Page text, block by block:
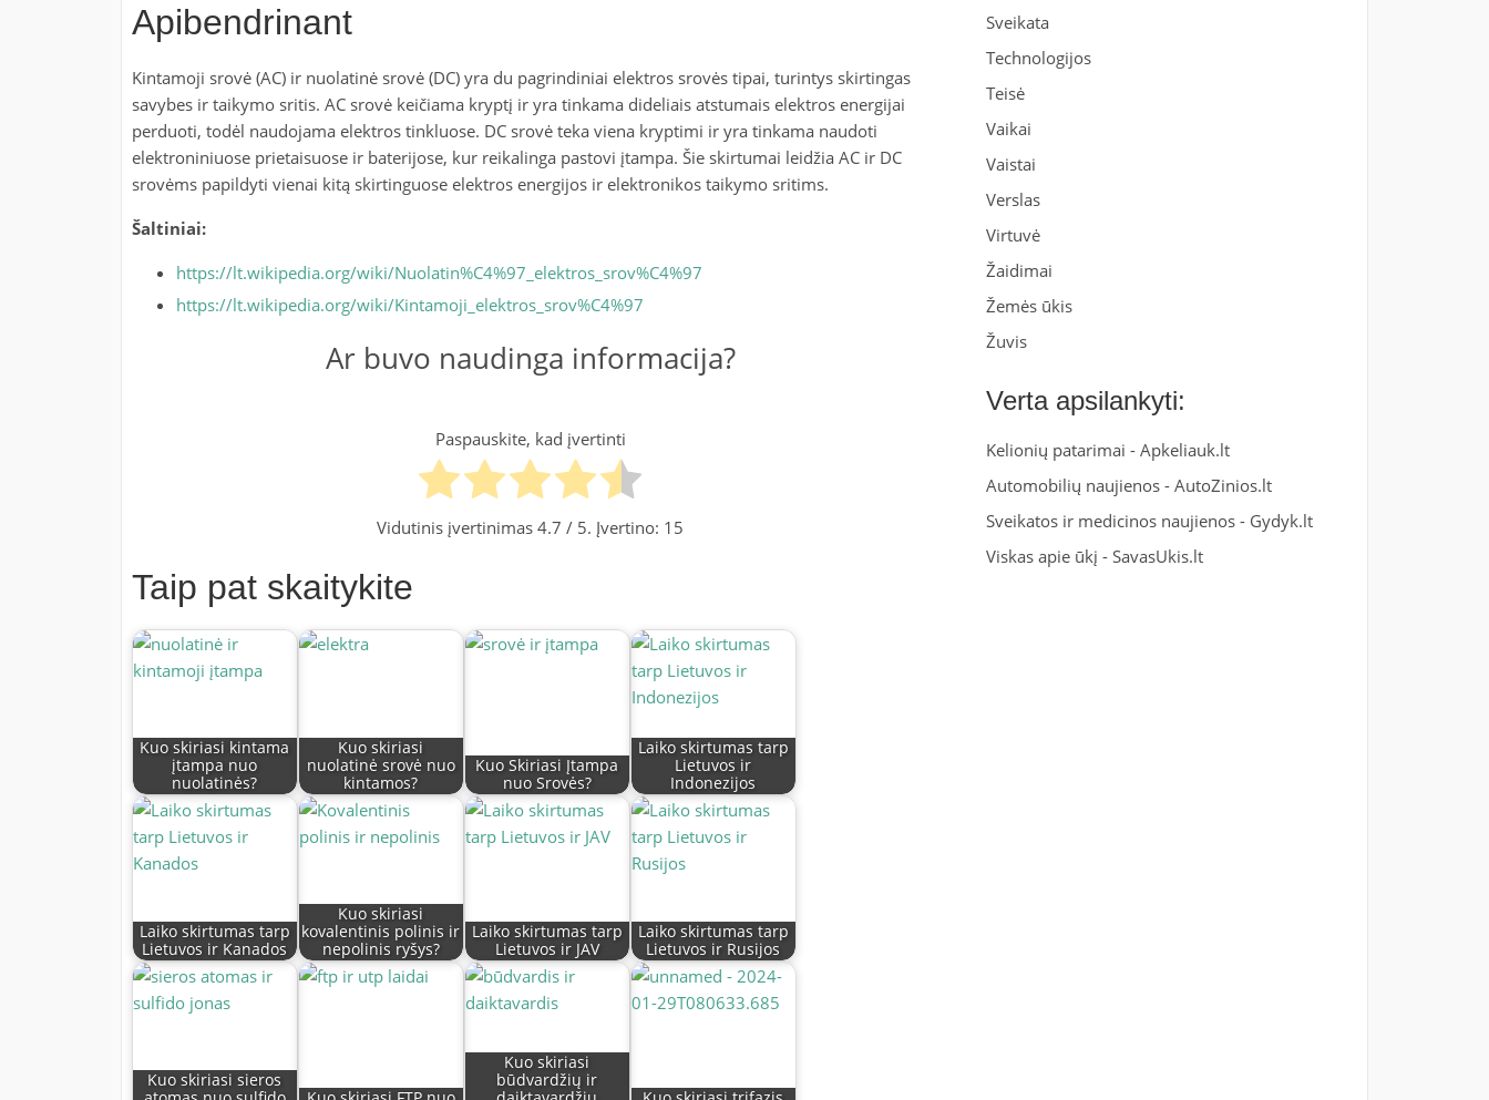
Apibendrinant
Kintamoji srovė (AC) ir nuolatinė srovė (DC) yra du pagrindiniai elektros srovės tipai, turintys skirtingas
savybes ir taikymo sritis. AC srovė keičiama kryptį ir yra tinkama dideliais atstumais elektros energijai
perduoti, todėl naudojama elektros tinkluose. DC srovė teka viena kryptimi ir yra tinkama naudoti
elektroniniuose prietaisuose ir baterijose, kur reikalinga pastovi įtampa. Šie skirtumai leidžia AC ir DC
srovėms papildyti vienai kitą skirtinguose elektros energijos ir elektronikos taikymo sritims.
Šaltiniai:
https://lt.wikipedia.org/wiki/Nuolatin%C4%97_elektros_srov%C4%97
https://lt.wikipedia.org/wiki/Kintamoji_elektros_srov%C4%97
Ar buvo naudinga informacija?
Paspauskite, kad įvertinti
Vidutinis įvertinimas4.7 / 5. Įvertino: 15
Taip pat skaitykite
Kuo skiriasi kintama
įtampa nuo
nuolatinės?
Kuo skiriasi
nuolatinė srovė nuo
kintamos?
Kuo Skiriasi Įtampa
nuo Srovės?
Laiko skirtumas tarp
Lietuvos ir
Indonezijos
Laiko skirtumas tarp
Lietuvos ir Kanados
Kuo skiriasi
kovalentinis polinis ir
nepolinis ryšys?
Laiko skirtumas tarp
Lietuvos ir JAV
Laiko skirtumas tarp
Lietuvos ir Rusijos
Kuo skiriasi sieros
Kuo skiriasi
būdvardžių ir
Sveikata
Technologijos
Teisė
Vaikai
Vaistai
Verslas
Virtuvė
Žaidimai
Žemės ūkis
Žuvis
Verta apsilankyti:
Kelionių patarimai -Apkeliauk.lt
Automobilių naujienos -AutoZinios.lt
Sveikatos ir medicinos naujienos - Gydyk.lt
Viskas apie ūkį -SavasUkis.lt